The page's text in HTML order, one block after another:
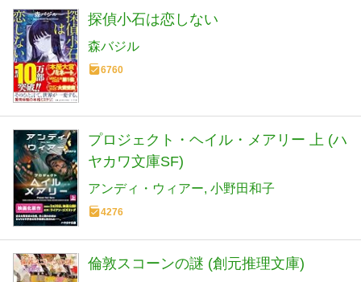
探偵小石は恋しない
森バジル
6760
プロジェクト・ヘイル・メアリー 上 (ハ
ヤカワ文庫SF)
アンディ・ウィアー 小野田和子
4276
倫敦スコーンの謎 (創元推理文庫)